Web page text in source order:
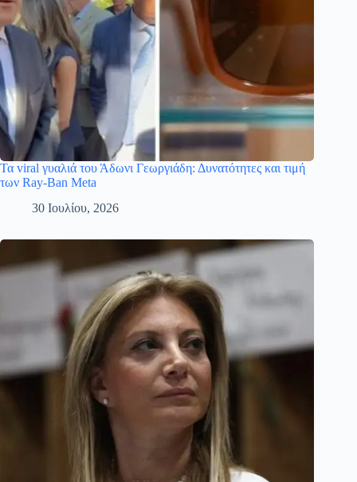
Τα viral γυαλιά του Άδωνι Γεωργιάδη: Δυνατότητες και τιμή
των Ray-Ban Meta
30 Ιουλίου, 2026